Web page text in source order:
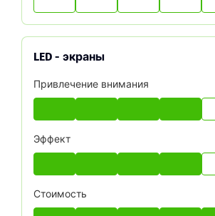
LED - экраны
Привлечение внимания
Эффект
Стоимость